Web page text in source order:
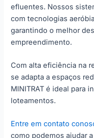
efluentes. Nossos
com tecnologias
garantindo o melhor
empreendimento.
Com alta eficiência na
se adapta a espaços
MINITRAT é ideal para
loteamentos.
Entre em contato
como podemos ajudar